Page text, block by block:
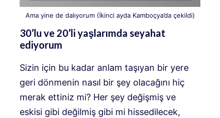
Ama yine de dalıyorum (İkinci ayda Kamboçya’da çekildi)
30’lu ve 20’li yaşlarımda seyahat
ediyorum
Sizin için bu kadar anlam taşıyan bir yere
geri dönmenin nasıl bir şey olacağını hiç
merak ettiniz mi? Her şey değişmiş ve
eskisi gibi değilmiş gibi mi hissedilecek,